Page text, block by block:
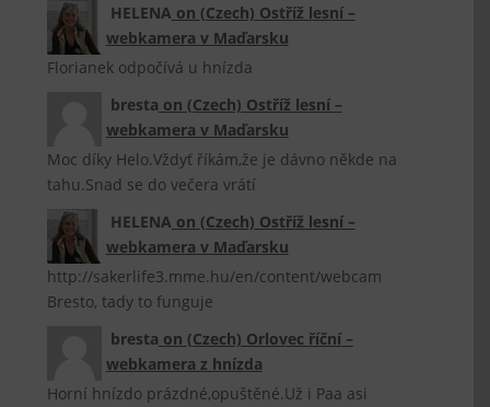
HELENA on (Czech) Ostříž lesní –
webkamera v Maďarsku
Florianek odpočívá u hnízda
bresta on (Czech) Ostříž lesní –
webkamera v Maďarsku
Moc díky Helo.Vždyť říkám,že je dávno někde na
tahu.Snad se do večera vrátí
HELENA on (Czech) Ostříž lesní –
webkamera v Maďarsku
http://sakerlife3.mme.hu/en/content/webcam
Bresto, tady to funguje
bresta on (Czech) Orlovec říční –
webkamera z hnízda
Horní hnízdo prázdné,opuštěné.Už i Paa asi